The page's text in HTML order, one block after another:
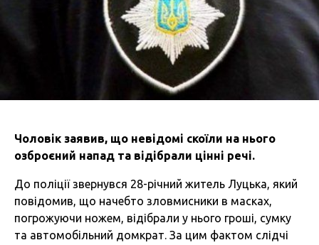
Чоловік заявив, що невідомі скоїли на нього
озброєний напад та відібрали цінні речі.
До поліції звернувся 28-річний житель Луцька, який
повідомив, що начебто зловмисники в масках,
погрожуючи ножем, відібрали у нього гроші, сумку
та автомобільний домкрат. За цим фактом слідчі